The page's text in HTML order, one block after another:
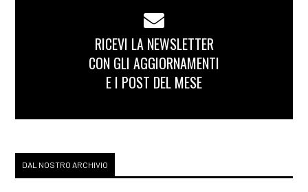
RICEVI LA NEWSLETTER
CON GLI AGGIORNAMENTI
E I POST DEL MESE
DAL NOSTRO ARCHIVIO